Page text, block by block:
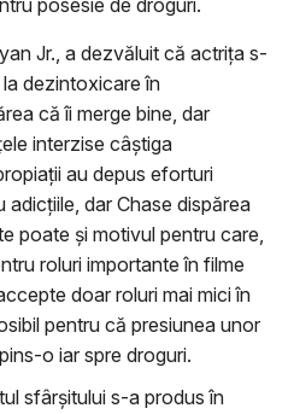
posesie de droguri.
Jr., a dezvăluit că actriţa s-
dezintoxicare în
că îi merge bine, dar
interzise câştiga
au depus eforturi
dar Chase dispărea
poate şi motivul pentru care,
roluri importante în filme
doar roluri mai mici în
pentru că presiunea unor
o iar spre droguri.
sfârşitului s-a produs în